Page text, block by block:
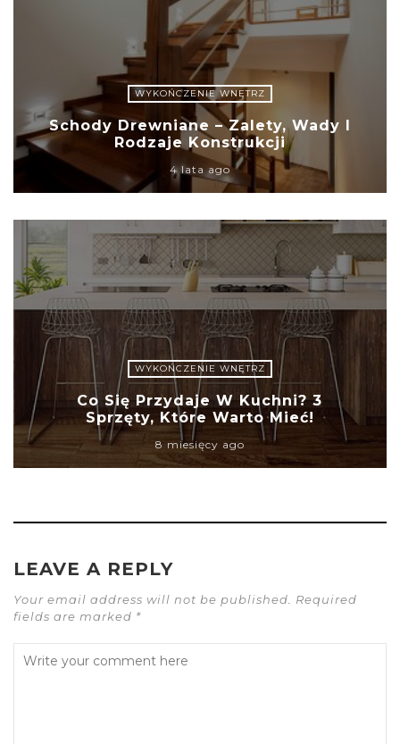
WYKOŃCZENIE WNĘTRZ
Schody Drewniane – Zalety, Wady I
Rodzaje Konstrukcji
4 lata ago
WYKOŃCZENIE WNĘTRZ
Co Się Przydaje W Kuchni? 3
Sprzęty, Które Warto Mieć!
8 miesięcy ago
LEAVE A REPLY
Your email address will not be published. Required
fields are marked *